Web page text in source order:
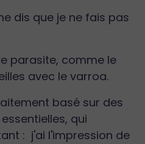
dis que je ne fais pas
parasite, comme le
avec le varroa.
basé sur des
qui
: j'ai l'impression de